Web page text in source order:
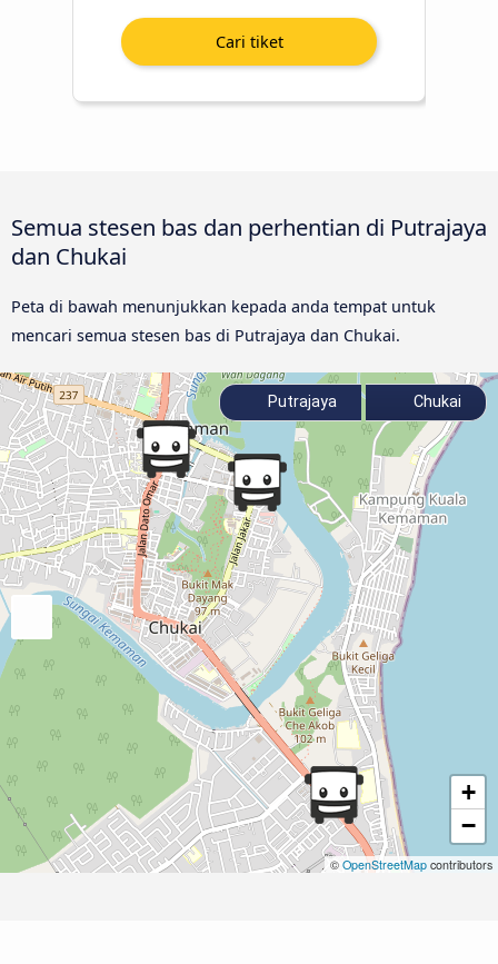
Semua stesen bas dan perhentian di Putrajaya
dan Chukai
Peta di bawah menunjukkan kepada anda tempat untuk
mencari semua stesen bas di Putrajaya dan Chukai.
+
−
© OpenStreetMap contributors
Putrajaya Chukai